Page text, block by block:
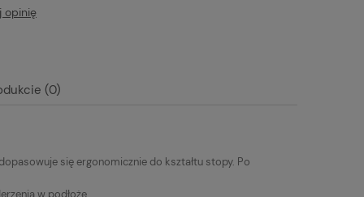
opinię
(0)
się ergonomicznie do kształtu stopy. Po
w podłoże.